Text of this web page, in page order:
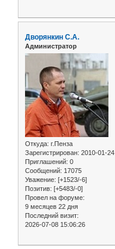
Дворянкин С.А.
Администратор
Откуда: г.Пенза
Зарегистрирован: 2010-01-24
Приглашений: 0
Сообщений: 17075
Уважение: [+1523/-6]
Позитив: [+5483/-0]
Провел на форуме:
9 месяцев 22 дня
Последний визит:
2026-07-08 15:06:26